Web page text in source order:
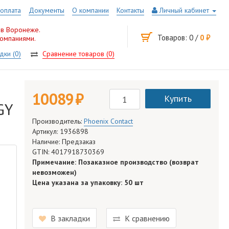
Личный кабинет
Контакты
О компании
Документы
Воронеже.
Товаров: 0 / 0 руб.
(0)
Сравнение товаров (0)
10 089 руб. Купить
Производитель: Phoenix Contact
Артикул: 1936898
Наличие: Предзаказ
GTIN: 4017918730369
Примечание: Позаказное производство (возврат
невозможен)
Цена указана за упаковку: 50 шт
В закладки К сравнению